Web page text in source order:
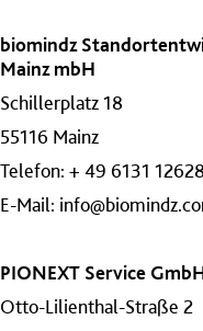
biomindz
Mainz mbH
Schillerplatz 18
55116 Mainz
Telefon: + 49 6131
E-Mail:
PIONEXT Service
Otto-Lilienthal-Straße 2